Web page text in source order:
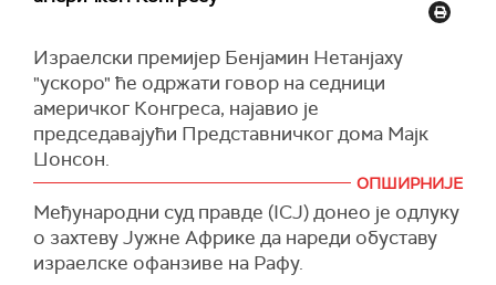
Израелски премијер Бенјамин Нетанјаху
"ускоро" ће одржати говор на седници
америчког Конгреса, најавио је
председавајући Представничког дома Мајк
Џонсон.
"Ово ће бити благовремено и веома снажно
исказивање подршке израелској влади", рекао
је Џонсон у израелској амбасади у
Вашингтону.
ОПШИРНИЈЕ
Међународни суд правде (ICJ) донео је одлуку
о захтеву Јужне Африке да нареди обуставу
израелске офанзиве на Рафу.